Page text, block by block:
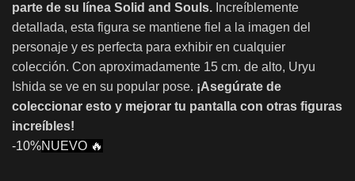
parte de su línea Solid and Souls. Increíblemente
detallada, esta figura se mantiene fiel a la imagen del
personaje y es perfecta para exhibir en cualquier
colección. Con aproximadamente 15 cm. de alto, Uryu
Ishida se ve en su popular pose. ¡Asegúrate de
coleccionar esto y mejorar tu pantalla con otras figuras
increíbles!
-10%NUEVO 🔥